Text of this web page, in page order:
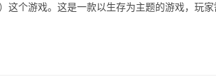
这个游戏。这是一款以生存为主题的游戏，玩